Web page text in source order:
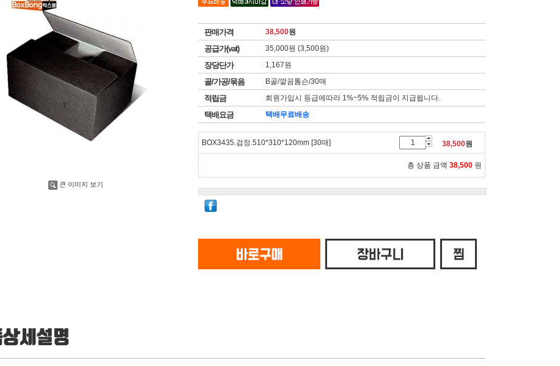
큰 이미지 보기
판매가격 38,500원
공급가(vat) 35,000원 (3,500원)
장당단가 1,167원
골/가공/묶음 B골/깔끔톰슨/30매
적립금 회원가입시 등급에따라 1%~5% 적립금이 지급됩니다.
택배요금 택배무료배송
BOX3435.검정.510*310*120mm [30매] 38,500원
총 상품 금액 38,500 원